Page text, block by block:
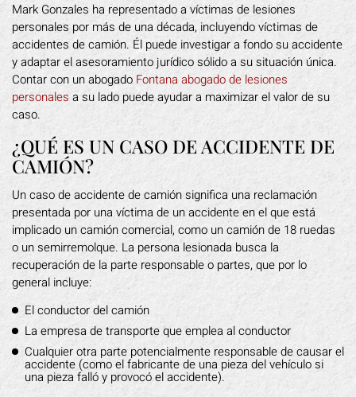
Mark Gonzales ha representado a víctimas de lesiones
personales por más de una década, incluyendo víctimas de
accidentes de camión. Él puede investigar a fondo su accidente
y adaptar el asesoramiento jurídico sólido a su situación única.
Contar con un abogado Fontana abogado de lesiones
personales a su lado puede ayudar a maximizar el valor de su
caso.
¿QUÉ ES UN CASO DE ACCIDENTE DE
CAMIÓN?
Un caso de accidente de camión significa una reclamación
presentada por una víctima de un accidente en el que está
implicado un camión comercial, como un camión de 18 ruedas
o un semirremolque. La persona lesionada busca la
recuperación de la parte responsable o partes, que por lo
general incluye:
El conductor del camión
La empresa de transporte que emplea al conductor
Cualquier otra parte potencialmente responsable de causar el
accidente (como el fabricante de una pieza del vehículo si
una pieza falló y provocó el accidente).